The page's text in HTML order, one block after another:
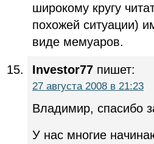
широкому кругу
похожей ситуации)
виде мемуаров.
Investor77 пишет:
27 августа 2008 в 21:23
Владимир, спасибо
У нас многие